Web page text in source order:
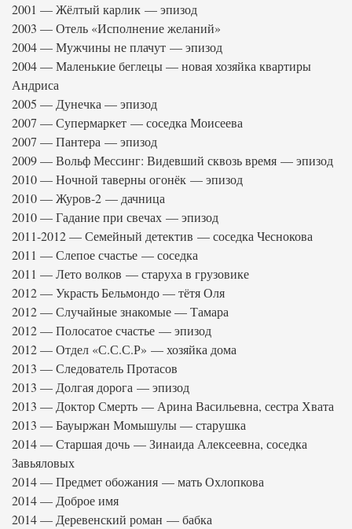
2001 — Жёлтый карлик — эпизод
2003 — Отель «Исполнение желаний»
2004 — Мужчины не плачут — эпизод
2004 — Маленькие беглецы — новая хозяйка квартиры
Андриса
2005 — Дунечка — эпизод
2007 — Супермаркет — соседка Моисеева
2007 — Пантера — эпизод
2009 — Вольф Мессинг: Видевший сквозь время — эпизод
2010 — Ночной таверны огонёк — эпизод
2010 — Журов-2 — дачница
2010 — Гадание при свечах — эпизод
2011-2012 — Семейный детектив — соседка Чеснокова
2011 — Слепое счастье — соседка
2011 — Лето волков — старуха в грузовике
2012 — Украсть Бельмондо — тётя Оля
2012 — Случайные знакомые — Тамара
2012 — Полосатое счастье — эпизод
2012 — Отдел «С.С.С.Р» — хозяйка дома
2013 — Следователь Протасов
2013 — Долгая дорога — эпизод
2013 — Доктор Смерть — Арина Васильевна, сестра Хвата
2013 — Бауыржан Момышулы — старушка
2014 — Старшая дочь — Зинаида Алексеевна, соседка
Завьяловых
2014 — Предмет обожания — мать Охлопкова
2014 — Доброе имя
2014 — Деревенский роман — бабка